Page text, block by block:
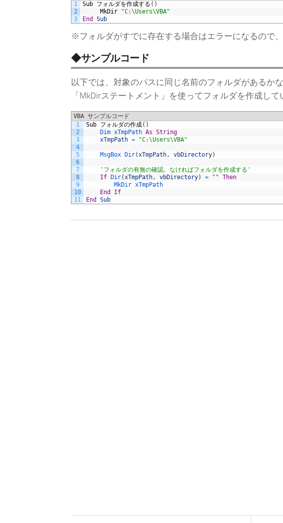
1
2
3
Sub フォルダを作成する ( )
MkDir
"C:\Users\VBA"
End
Sub
※フォルダがすでに存在する場合はエラーになるので
◆サンプルコード
以下では、対象のパスに同じ名前のフォルダがあるか
「MkDirステートメント」を使ってフォルダを作成して
VBA サンプルコード
1
2
3
4
5
6
7
8
9
10
11
Sub フォルダの作成( )
Dim xTmpPath As String
xTmpPath = "C:\Users\VBA"
MsgBox Dir(xTmpPath, vbDirectory)
'フォルダの有無の確認。なければフォルダを作成する'
If
Dir(xTmpPath, vbDirectory) = "" Then
MkDir xTmpPath
End
If
End
Sub